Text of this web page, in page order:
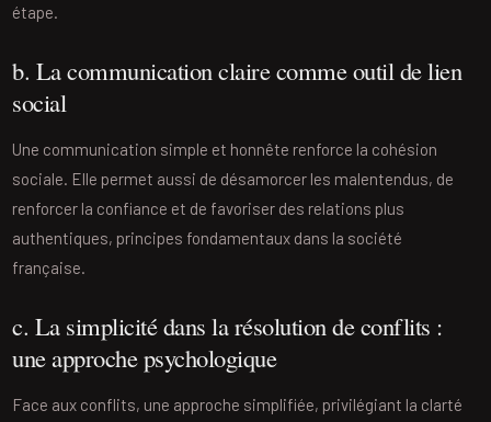
étape.
b. La communication claire comme outil de lien
social
Une communication simple et honnête renforce la cohésion
sociale. Elle permet aussi de désamorcer les malentendus, de
renforcer la confiance et de favoriser des relations plus
authentiques, principes fondamentaux dans la société
française.
c. La simplicité dans la résolution de conflits :
une approche psychologique
Face aux conflits, une approche simplifiée, privilégiant la clarté